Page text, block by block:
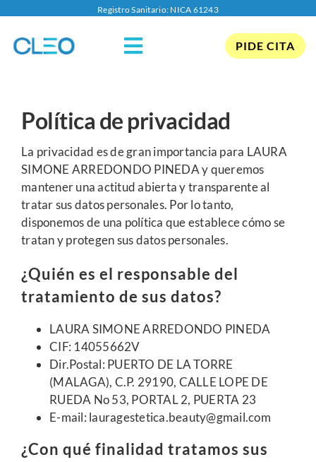
contenido
Registro Sanitario: NICA 61243
Toggle
Corporal
Pérdida de peso
Medicina Estética
Promociones
Conócenos
Buscar:
PIDE CITA
Política de privacidad
La privacidad es de gran importancia para LAURA
SIMONE ARREDONDO PINEDA y queremos
mantener una actitud abierta y transparente al
tratar sus datos personales. Por lo tanto,
disponemos de una política que establece cómo se
tratan y protegen sus datos personales.
¿Quién es el responsable del
tratamiento de sus datos?
LAURA SIMONE ARREDONDO PINEDA
CIF: 14055662V
Dir.Postal: PUERTO DE LA TORRE
(MALAGA), C.P. 29190, CALLE LOPE DE
RUEDA No 53, PORTAL 2, PUERTA 23
E-mail: lauragestetica.beauty@gmail.com
¿Con qué finalidad tratamos sus